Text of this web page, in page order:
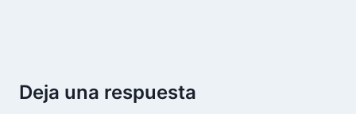
Deja una respuesta